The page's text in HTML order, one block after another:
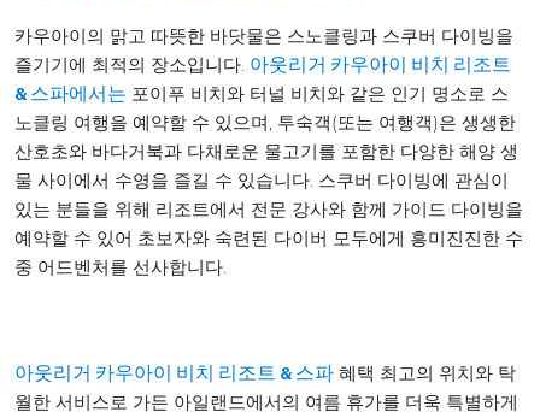
카우아이의 맑고 따뜻한 바닷물은 스노클링과 스쿠버 다이빙을
즐기기에 최적의 장소입니다. 아웃리거 카우아이 비치 리조트
& 스파에서는 포이푸 비치와 터널 비치와 같은 인기 명소로 스
노클링 여행을 예약할 수 있으며, 투숙객(또는 여행객)은 생생한
산호초와 바다거북과 다채로운 물고기를 포함한 다양한 해양 생
물 사이에서 수영을 즐길 수 있습니다. 스쿠버 다이빙에 관심이
있는 분들을 위해 리조트에서 전문 강사와 함께 가이드 다이빙을
예약할 수 있어 초보자와 숙련된 다이버 모두에게 흥미진진한 수
중 어드벤처를 선사합니다.
아웃리거 카우아이 비치 리조트 & 스파 혜택 최고의 위치와 탁
월한 서비스로 가든 아일랜드에서의 여름 휴가를 더욱 특별하게